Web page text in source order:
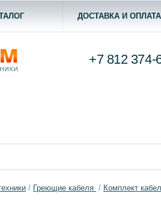
ДОСТАВКА И ОПЛАТА
+7 812 374-
/ Греющие кабеля / Комплект